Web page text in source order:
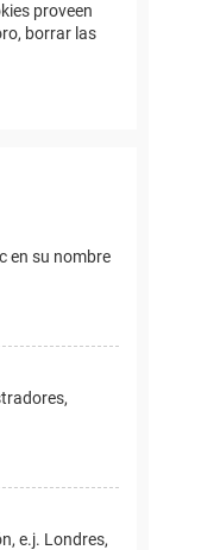
proveen
borrar las
en su nombre
e.j. Londres,